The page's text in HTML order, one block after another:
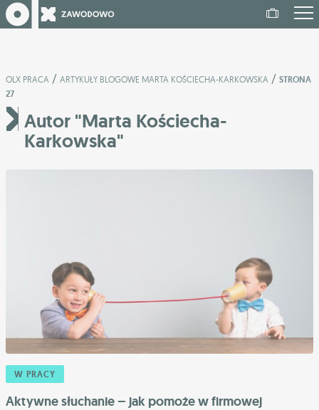
OLX PRACA / ARTYKUŁY BLOGOWE MARTA KOŚCIECHA-KARKOWSKA / STRONA
27
Autor "Marta Kościecha-
Karkowska"
W PRACY
Aktywne słuchanie – jak pomoże w firmowej